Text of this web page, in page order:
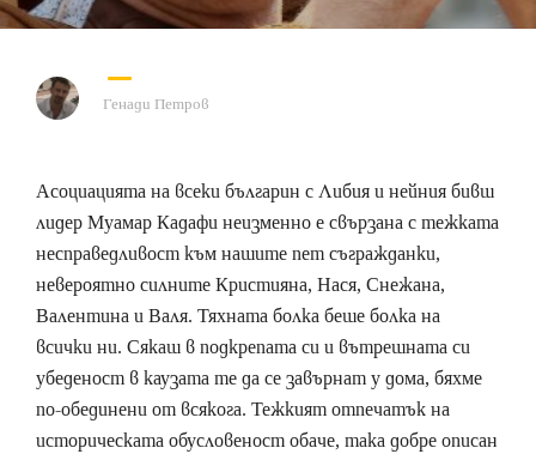
Генади Петров
Асоциацията на всеки българин с Либия и нейния бивш
лидер Муамар Кадафи неизменно е свързана с тежката
несправедливост към нашите пет съгражданки,
невероятно силните Кристияна, Нася, Снежана,
Валентина и Валя. Тяхната болка беше болка на
всички ни. Сякаш в подкрепата си и вътрешната си
убеденост в каузата те да се завърнат у дома, бяхме
по-обединени от всякога. Тежкият отпечатък на
историческата обусловеност обаче, така добре описан